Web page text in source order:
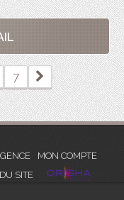
7
MON COMPTE
SITE